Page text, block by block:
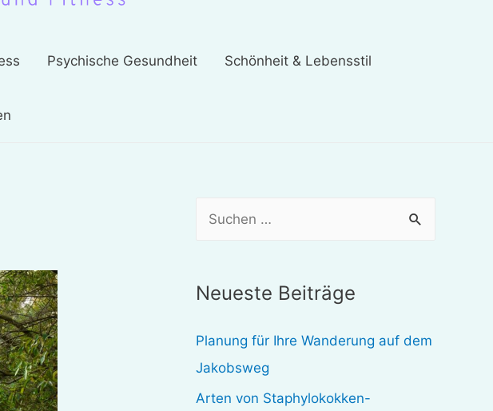
Psychische Gesundheit Schönheit & Lebensstil
h
n
n
a
Neueste Beiträge
Planung für Ihre Wanderung auf dem
Jakobsweg
Arten von Staphylokokken-